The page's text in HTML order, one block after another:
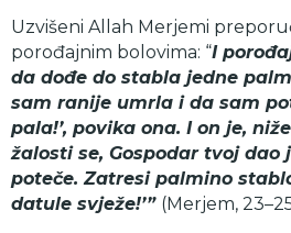
Uzvišeni Allah Merjemi
porođajnim bolovima: “I
da dođe do stabla jedne
sam ranije umrla i da sam
pala!’, povika ona. I on je,
žalosti se, Gospodar tvoj dao
poteče. Zatresi palmino
datule svježe!’” (Merjem,